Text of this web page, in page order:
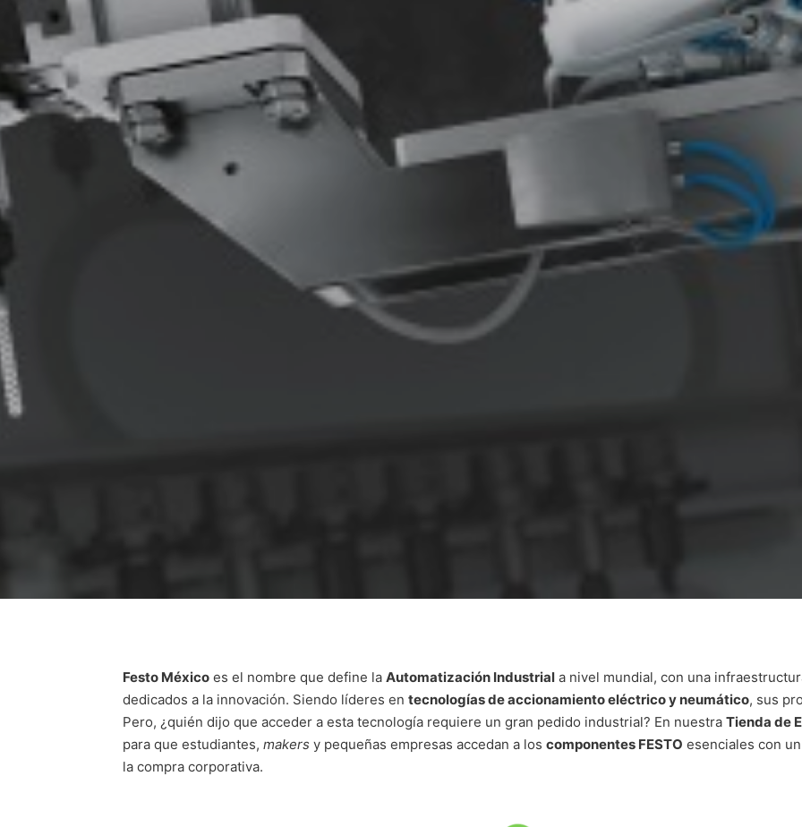
Festo México es el nombre que define la Automatización Industrial a nivel mundial, con una
dedicados a la innovación. Siendo líderes en tecnologías de accionamiento eléctrico y neumático, sus
Pero, ¿quién dijo que acceder a esta tecnología requiere un gran pedido industrial? En nuestra Tienda de
para que estudiantes, makers y pequeñas empresas accedan a los componentes FESTO esenciales con
la compra corporativa.